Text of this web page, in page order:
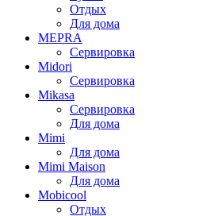
Отдых
Для дома
MEPRA
Сервировка
Midori
Сервировка
Mikasa
Сервировка
Для дома
Mimi
Для дома
Mimi Maison
Для дома
Mobicool
Отдых